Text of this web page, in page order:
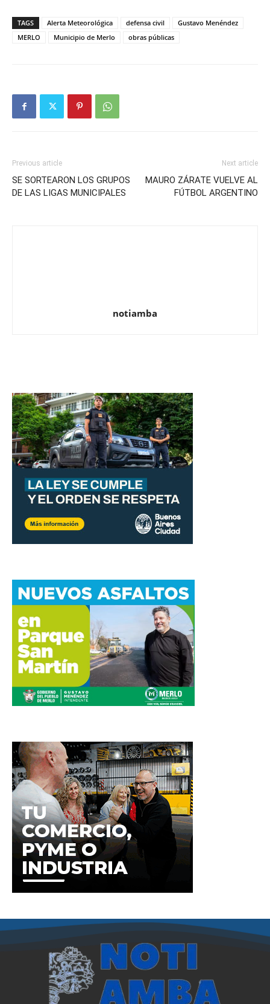
TAGS Alerta Meteorológica defensa civil
Gustavo Menéndez
MERLO
Municipio de Merlo obras públicas
Previous article
SE SORTEARON LOS GRUPOS
DE LAS LIGAS MUNICIPALES
Next article
MAURO ZÁRATE VUELVE AL
FÚTBOL ARGENTINO
notiamba